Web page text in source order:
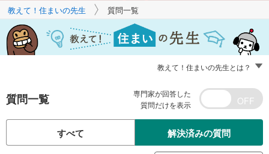
教えて！住まいの先生 質問一覧
教えて！住まいの先生とは？
質問一覧
専門家が回答した
質問だけを表示
すべて 解決済みの質問